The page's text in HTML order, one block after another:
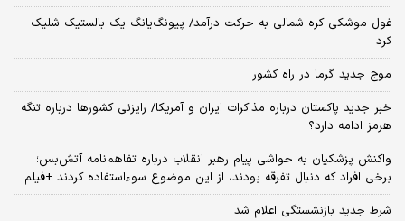
غول موشکی کره شمالی به حرکت درآمد/ پیونگ‌یانگ یک بالستیک شلیک
کرد
موج جدید گرما در راه کشور
خبر جدید پاکستان درباره مذاکرات ایران و آمریکا/ رایزنی کشورها درباره تنگه
هرمز ادامه دارد؟
واکنش پزشکیان به حواشی پیام رهبر انقلاب درباره تفاهم‌نامه آتش‌بس؛
برخی افراد که دنبال تفرقه بودند، از این موضوع سوءاستفاده کردند +فیلم
شرط جدید بازنشستگی اعلام شد